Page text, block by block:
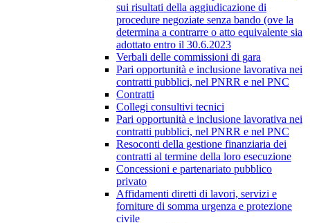
sui risultati della aggiudicazione di
procedure negoziate senza bando (ove la
determina a contrarre o atto equivalente sia
adottato entro il 30.6.2023
Verbali delle commissioni di gara
Pari opportunità e inclusione lavorativa nei
contratti pubblici, nel PNRR e nel PNC
Contratti
Collegi consultivi tecnici
Pari opportunità e inclusione lavorativa nei
contratti pubblici, nel PNRR e nel PNC
Resoconti della gestione finanziaria dei
contratti al termine della loro esecuzione
Concessioni e partenariato pubblico
privato
Affidamenti diretti di lavori, servizi e
forniture di somma urgenza e protezione
civile